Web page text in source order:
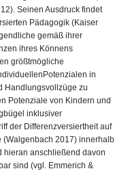
Seinen Ausdruck findet
Pädagogik (Kaiser
gemäß ihrer
ihres Könnens
größtmögliche
in
Handlungsvollzüge zu
Potenziale von Kindern und
inklusiver
der Differenzversiertheit auf
2017) innerhalb
hieran anschließend davon
sind (vgl. Emmerich &